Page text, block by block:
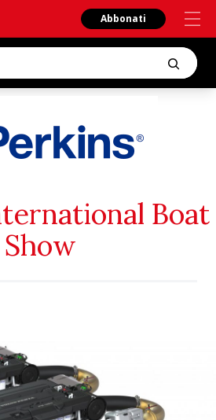
Abbonati
Boat
Show